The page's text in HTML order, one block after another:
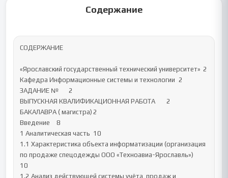
Содержание
СОДЕРЖАНИЕ
«Ярославский государственный технический университет»	2
Кафедра Информационные системы и технологии	2
ЗАДАНИЕ №	2
ВЫПУСКНАЯ КВАЛИФИКАЦИОННАЯ РАБОТА	2
БАКАЛАВРА ( магистра)	2
Введение	8
1 Аналитическая часть	10
1.1 Характеристика объекта информатизации (организация
по продаже спецодежды ООО «Техноавиа-Ярославль»)
10
1.2 Анализ действующей системы учёта, продаж и